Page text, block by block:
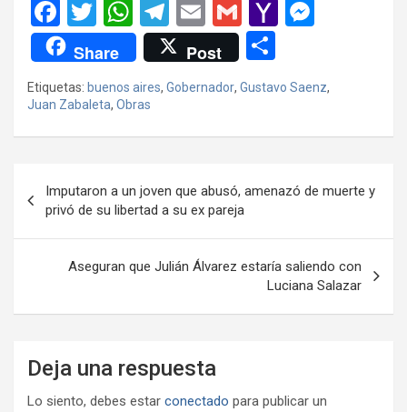
F
a
ce
b
o
k
T
wi
tt
er
W
h
at
s
A
p
T
el
e
gr
a
E
m
ail
G
m
ail
Y
o
o
ail
n
g
Share Post
m
p
tir
Etiquetas: buenos aires, Gobernador, Gustavo Saenz,
Juan Zabaleta, Obras
de
entradas
Imputaron a un joven que abusó, amenazó de muerte y
privó de su libertad a su ex pareja
Aseguran que Julián Álvarez estaría saliendo con
Luciana Salazar
Deja una respuesta
Lo siento, debes estar conectado para publicar un